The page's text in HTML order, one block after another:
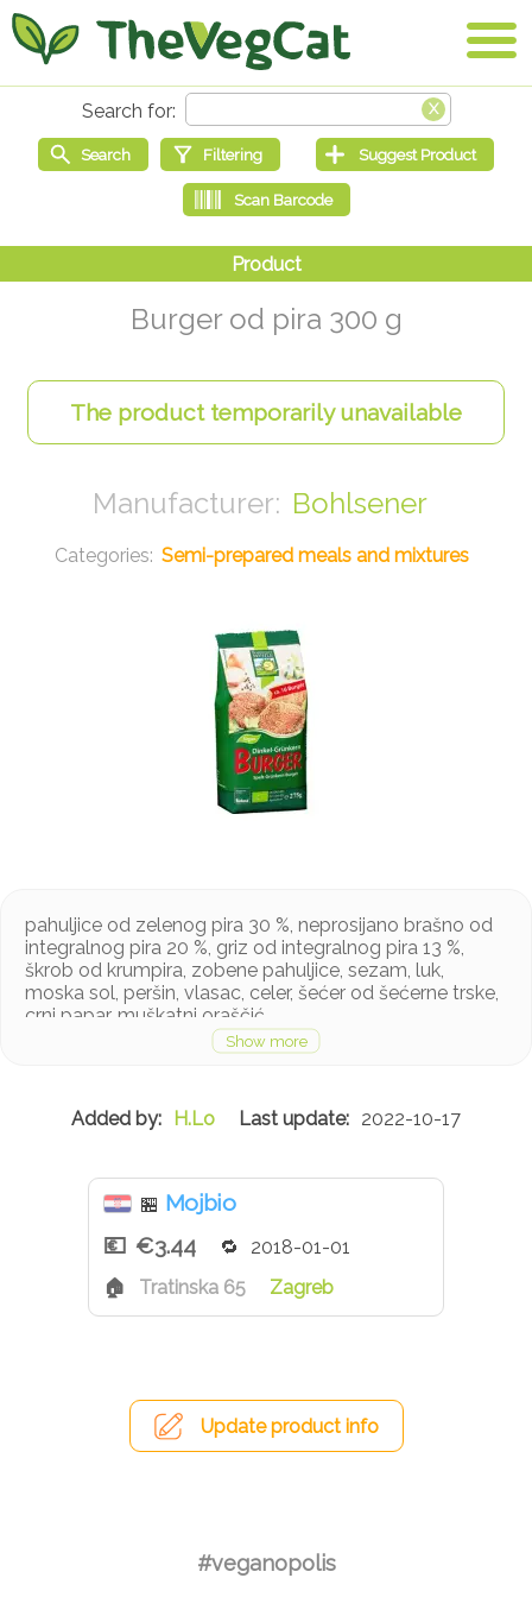
Burger od pira 300 g
Bohlsener
Semi-prepared meals and mixtures
pahuljice od zelenog pira 30 %, neprosijano brašno od
integralnog pira 20 %, griz od integralnog pira 13 %,
škrob od krumpira, zobene pahuljice, sezam, luk,
moska sol, peršin, vlasac, celer, šećer od šećerne trske,
crni papar, muškatni oraščić
Proizvod sadrži gltuen, sezam, celer i muškatni oraščić
H.Lo 2022-10-17
🏪 Mojbio
€3.44
2018-01-01
Tratinska 65
Zagreb
Update product info
#veganopolis